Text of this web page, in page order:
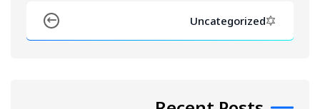
Uncategorized